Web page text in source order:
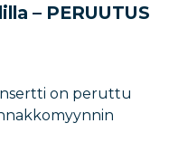
– PERUUTUS
on peruttu